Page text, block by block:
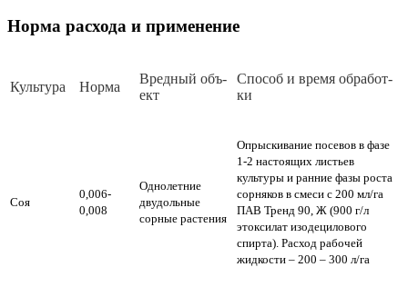
Норма расхода и применение
Куль­ту­ра Нор­ма
Вред­ный объ­
ект
Спо­соб и вре­мя об­ра­бот­
ки
Соя
0,006-
0,008
Однолетние
двудольные
сорные растения
Опрыскивание посевов в фазе
1-2 настоящих листьев
культуры и ранние фазы роста
сорняков в смеси с 200 мл/га
ПАВ Тренд 90, Ж (900 г/л
этоксилат изодецилового
спирта). Расход рабочей
жидкости – 200 – 300 л/га